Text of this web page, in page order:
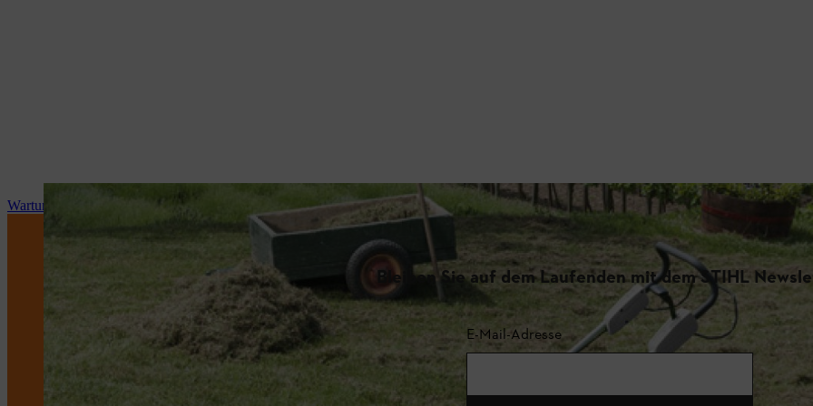
Wartung und Reparatur
Bleiben Sie auf dem Laufenden mit dem STIHL
E-Mail-Adresse